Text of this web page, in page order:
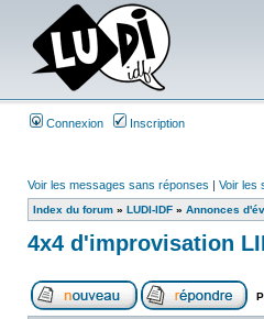
Connexion Inscription
Voir les messages sans réponses | Voir les
Index du forum » LUDI-IDF » Annonces
4x4 d'improvisation